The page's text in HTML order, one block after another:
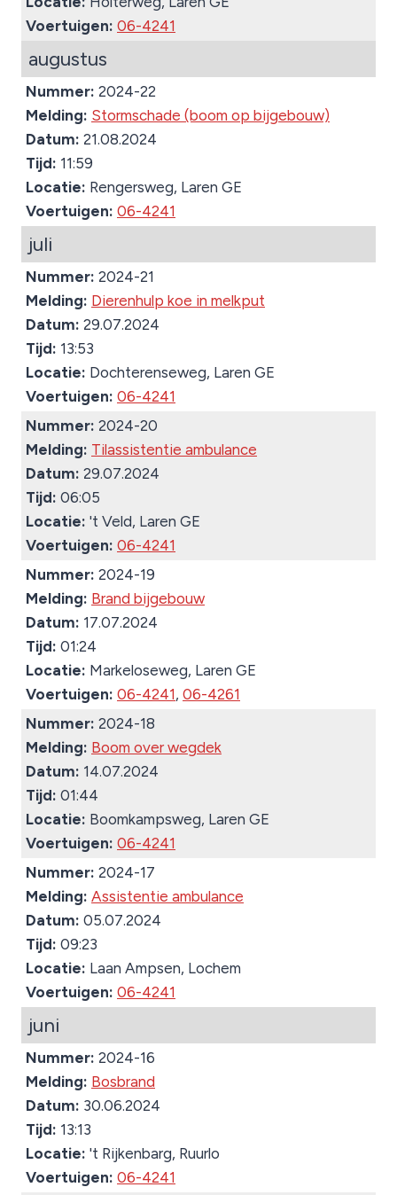
Voertuigen: 06-4241
augustus
Nummer: 2024-22
Melding: Stormschade (boom op bijgebouw)
Datum: 21.08.2024
Tijd: 11:59
Locatie: Rengersweg, Laren GE
Voertuigen: 06-4241
juli
Nummer: 2024-21
Melding: Dierenhulp koe in melkput
Datum: 29.07.2024
Tijd: 13:53
Locatie: Dochterenseweg, Laren GE
Voertuigen: 06-4241
Nummer: 2024-20
Melding: Tilassistentie ambulance
Datum: 29.07.2024
Tijd: 06:05
Locatie: 't Veld, Laren GE
Voertuigen: 06-4241
Nummer: 2024-19
Melding: Brand bijgebouw
Datum: 17.07.2024
Tijd: 01:24
Locatie: Markeloseweg, Laren GE
Voertuigen: 06-4241, 06-4261
Nummer: 2024-18
Melding: Boom over wegdek
Datum: 14.07.2024
Tijd: 01:44
Locatie: Boomkampsweg, Laren GE
Voertuigen: 06-4241
Nummer: 2024-17
Melding: Assistentie ambulance
Datum: 05.07.2024
Tijd: 09:23
Locatie: Laan Ampsen, Lochem
Voertuigen: 06-4241
juni
Nummer: 2024-16
Melding: Bosbrand
Datum: 30.06.2024
Tijd: 13:13
Locatie: 't Rijkenbarg, Ruurlo
Voertuigen: 06-4241